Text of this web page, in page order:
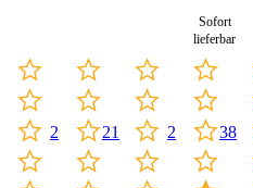
2 21 2
Sofort
lieferbar
38